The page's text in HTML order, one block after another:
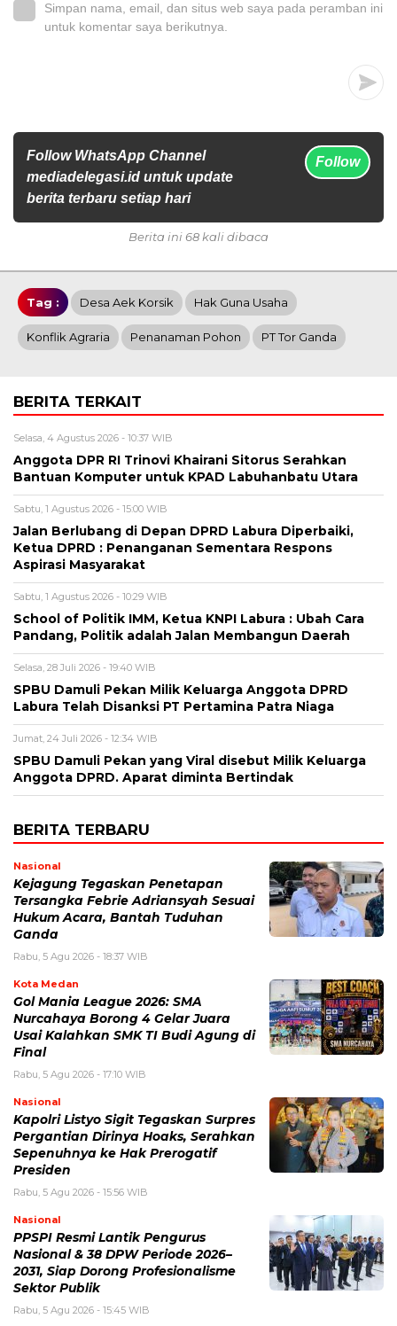
Simpan nama, email, dan situs web saya pada peramban ini
untuk komentar saya berikutnya.
Follow WhatsApp Channel
mediadelegasi.id untuk update
berita terbaru setiap hari
Follow
Berita ini 68 kali dibaca
Tag : Desa Aek Korsik Hak Guna Usaha
Konflik Agraria Penanaman Pohon PT Tor Ganda
BERITA TERKAIT
Selasa, 4 Agustus 2026 - 10:37 WIB
Anggota DPR RI Trinovi Khairani Sitorus Serahkan
Bantuan Komputer untuk KPAD Labuhanbatu Utara
Sabtu, 1 Agustus 2026 - 15:00 WIB
Jalan Berlubang di Depan DPRD Labura Diperbaiki,
Ketua DPRD : Penanganan Sementara Respons
Aspirasi Masyarakat
Sabtu, 1 Agustus 2026 - 10:29 WIB
School of Politik IMM, Ketua KNPI Labura : Ubah Cara
Pandang, Politik adalah Jalan Membangun Daerah
Selasa, 28 Juli 2026 - 19:40 WIB
SPBU Damuli Pekan Milik Keluarga Anggota DPRD
Labura Telah Disanksi PT Pertamina Patra Niaga
Jumat, 24 Juli 2026 - 12:34 WIB
SPBU Damuli Pekan yang Viral disebut Milik Keluarga
Anggota DPRD. Aparat diminta Bertindak
BERITA TERBARU
Nasional
Kejagung Tegaskan Penetapan
Tersangka Febrie Adriansyah Sesuai
Hukum Acara, Bantah Tuduhan
Ganda
Rabu, 5 Agu 2026 - 18:37 WIB
Kota Medan
Gol Mania League 2026: SMA
Nurcahaya Borong 4 Gelar Juara
Usai Kalahkan SMK TI Budi Agung di
Final
Rabu, 5 Agu 2026 - 17:10 WIB
Nasional
Kapolri Listyo Sigit Tegaskan Surpres
Pergantian Dirinya Hoaks, Serahkan
Sepenuhnya ke Hak Prerogatif
Presiden
Rabu, 5 Agu 2026 - 15:56 WIB
Nasional
PPSPI Resmi Lantik Pengurus
Nasional & 38 DPW Periode 2026–
2031, Siap Dorong Profesionalisme
Sektor Publik
Rabu, 5 Agu 2026 - 15:45 WIB